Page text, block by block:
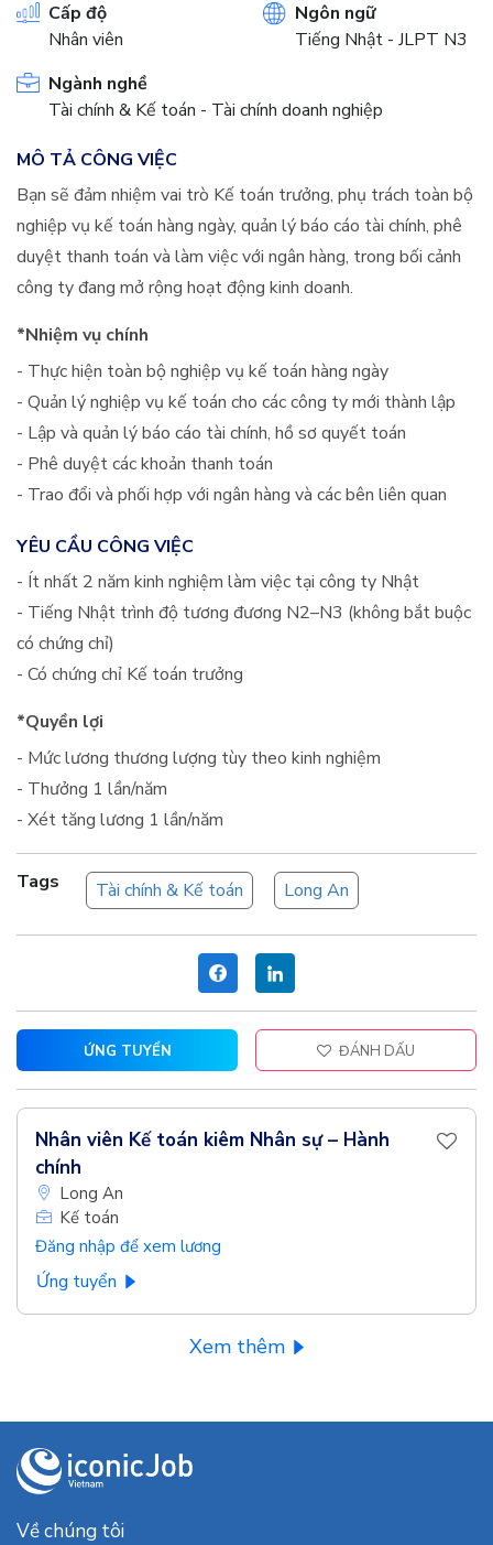
Cấp độ
Nhân viên
Ngôn ngữ
Tiếng Nhật - JLPT N3
Ngành nghề
Tài chính & Kế toán - Tài chính doanh nghiệp
MÔ TẢ CÔNG VIỆC
Bạn sẽ đảm nhiệm vai trò Kế toán trưởng, phụ trách toàn bộ
nghiệp vụ kế toán hàng ngày, quản lý báo cáo tài chính, phê
duyệt thanh toán và làm việc với ngân hàng, trong bối cảnh
công ty đang mở rộng hoạt động kinh doanh.
*Nhiệm vụ chính
- Thực hiện toàn bộ nghiệp vụ kế toán hàng ngày
- Quản lý nghiệp vụ kế toán cho các công ty mới thành lập
- Lập và quản lý báo cáo tài chính, hồ sơ quyết toán
- Phê duyệt các khoản thanh toán
- Trao đổi và phối hợp với ngân hàng và các bên liên quan
YÊU CẦU CÔNG VIỆC
- Ít nhất 2 năm kinh nghiệm làm việc tại công ty Nhật
- Tiếng Nhật trình độ tương đương N2–N3 (không bắt buộc
có chứng chỉ)
- Có chứng chỉ Kế toán trưởng
*Quyền lợi
- Mức lương thương lượng tùy theo kinh nghiệm
- Thưởng 1 lần/năm
- Xét tăng lương 1 lần/năm
Tags Tài chính & Kế toán Long An
ỨNG TUYỂN ĐÁNH DẤU
Nhân viên Kế toán kiêm Nhân sự – Hành
chính
Long An
Kế toán
Đăng nhập để xem lương
Ứng tuyển
Xem thêm
Về chúng tôi